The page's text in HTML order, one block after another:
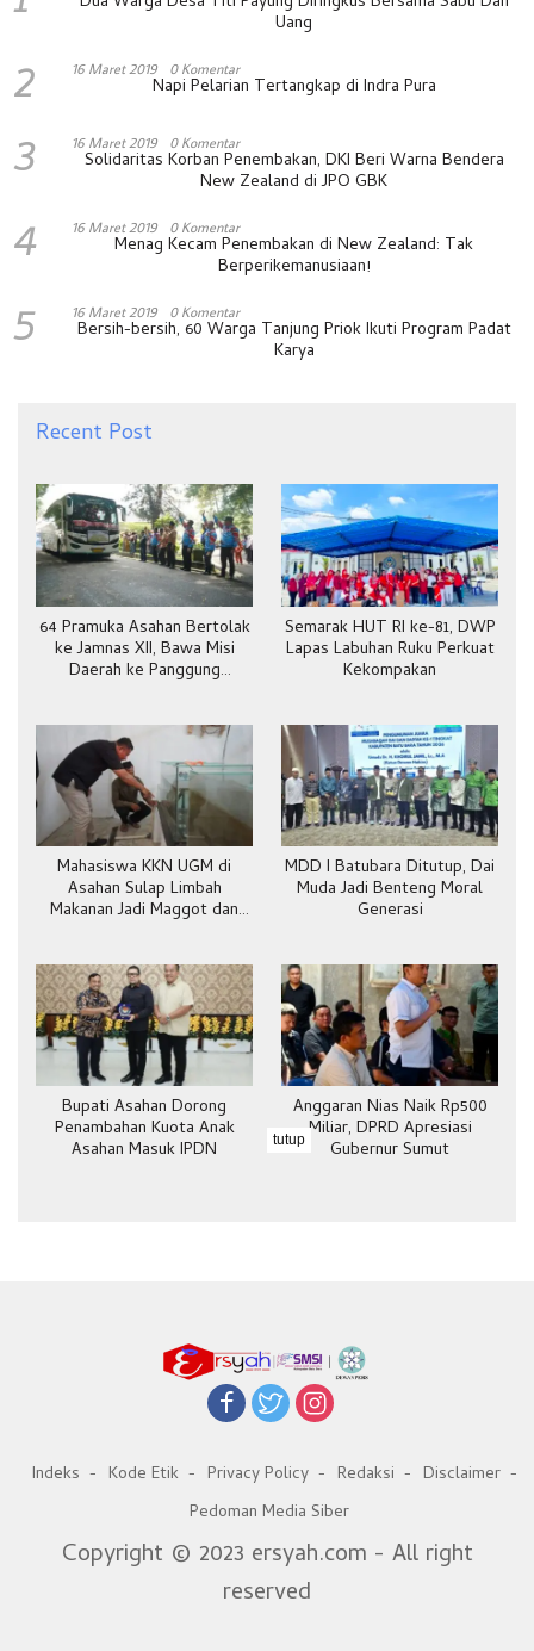
Uang
2 16 Maret 2019 0 Komentar
Napi Pelarian Tertangkap di Indra Pura
3 16 Maret 2019 0 Komentar
Solidaritas Korban Penembakan, DKI Beri Warna Bendera
New Zealand di JPO GBK
4 16 Maret 2019 0 Komentar
Menag Kecam Penembakan di New Zealand: Tak
Berperikemanusiaan!
5 16 Maret 2019 0 Komentar
Bersih-bersih, 60 Warga Tanjung Priok Ikuti Program Padat
Karya
Recent Post
64 Pramuka Asahan Bertolak
ke Jamnas XII, Bawa Misi
Daerah ke Panggung
Semarak HUT RI ke-81, DWP
Lapas Labuhan Ruku Perkuat
Kekompakan
Mahasiswa KKN UGM di
Asahan Sulap Limbah
Makanan Jadi Maggot dan
MDD I Batubara Ditutup, Dai
Muda Jadi Benteng Moral
Generasi
Bupati Asahan Dorong
Penambahan Kuota Anak
Asahan Masuk IPDN
Anggaran Nias Naik Rp500
Miliar, DPRD Apresiasi
Gubernur Sumut
Indeks Kode Etik Privacy Policy Redaksi
Disclaimer
Pedoman Media Siber
Copyright © 2023 ersyah.com - All right
reserved
tutup